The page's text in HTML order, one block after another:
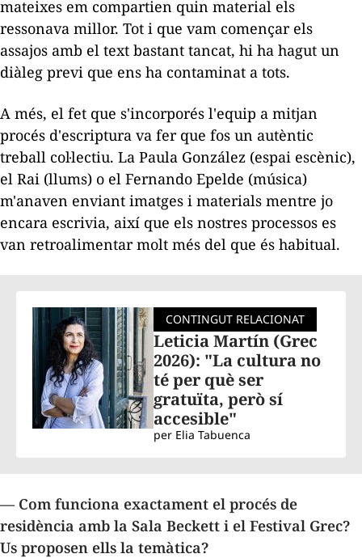
mateixes em compartien quin material els
ressonava millor. Tot i que vam començar els
assajos amb el text bastant tancat, hi ha hagut un
diàleg previ que ens ha contaminat a tots.
A més, el fet que s'incorporés l'equip a mitjan
procés d'escriptura va fer que fos un autèntic
treball col·lectiu. La Paula González (espai escènic),
el Rai (llums) o el Fernando Epelde (música)
m'anaven enviant imatges i materials mentre jo
encara escrivia, així que els nostres processos es
van retroalimentar molt més del que és habitual.
CONTINGUT RELACIONAT
Leticia Martín (Grec
2026): "La cultura no
té per què ser
gratuïta, però sí
accesible"
per Elia Tabuenca
— Com funciona exactament el procés de
residència amb la Sala Beckett i el Festival Grec?
Us proposen ells la temàtica?